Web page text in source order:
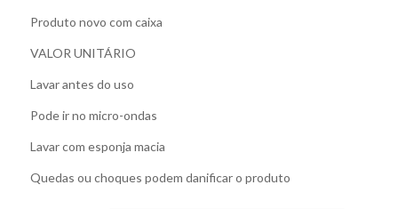
Produto novo com caixa
VALOR UNITÁRIO
Lavar antes do uso
Pode ir no micro-ondas
Lavar com esponja macia
Quedas ou choques podem danificar o produto